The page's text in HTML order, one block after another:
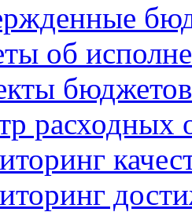
об
бюджетов
расходных